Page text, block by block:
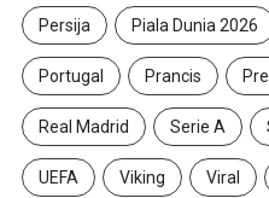
Persija Piala Dunia 2026
Portugal Prancis
Real Madrid Serie A
UEFA Viking Viral